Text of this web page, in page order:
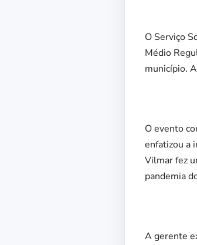
O Serviço
Médio
município.
O evento
enfatizou a
Vilmar fez
pandemia
A gerente